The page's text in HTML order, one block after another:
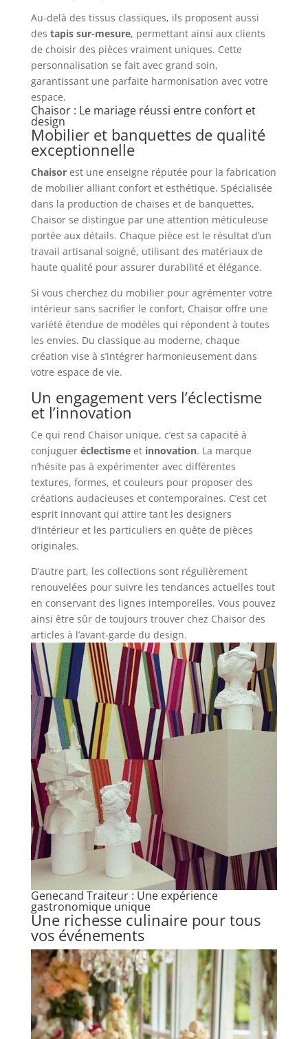
Au-delà des tissus classiques, ils proposent aussi
des tapis sur-mesure, permettant ainsi aux clients
de choisir des pièces vraiment uniques. Cette
personnalisation se fait avec grand soin,
garantissant une parfaite harmonisation avec votre
espace.
Chaisor : Le mariage réussi entre confort et
design
Mobilier et banquettes de qualité
exceptionnelle
Chaisorest une enseigne réputée pour la fabrication
de mobilier alliant confort et esthétique. Spécialisée
dans la production de chaises et de banquettes,
Chaisor se distingue par une attention méticuleuse
portée aux détails. Chaque pièce est le résultat d’un
travail artisanal soigné, utilisant des matériaux de
haute qualité pour assurer durabilité et élégance.
Si vous cherchez du mobilier pour agrémenter votre
intérieur sans sacrifier le confort, Chaisor offre une
variété étendue de modèles qui répondent à toutes
les envies. Du classique au moderne, chaque
création vise à s’intégrer harmonieusement dans
votre espace de vie.
Un engagement vers l’éclectisme
et l’innovation
Ce qui rend Chaisor unique, c’est sa capacité à
conjuguer éclectismeet innovation. La marque
n’hésite pas à expérimenter avec différentes
textures, formes, et couleurs pour proposer des
créations audacieuses et contemporaines. C’est cet
esprit innovant qui attire tant les designers
d’intérieur et les particuliers en quête de pièces
originales.
D’autre part, les collections sont régulièrement
renouvelées pour suivre les tendances actuelles tout
en conservant des lignes intemporelles. Vous pouvez
ainsi être sûr de toujours trouver chez Chaisor des
articles à l’avant-garde du design.
Genecand Traiteur : Une expérience
gastronomique unique
Une richesse culinaire pour tous
vos événements